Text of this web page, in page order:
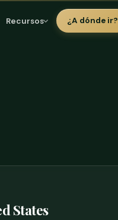
Recursos ¿A dónde ir?
States